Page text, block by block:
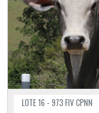
LOTE 16 - 973 FIV CPNN